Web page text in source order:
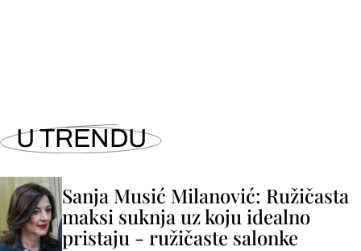
U TRENDU
Sanja Musić Milanović: Ružičasta
maksi suknja uz koju idealno
pristaju - ružičaste salonke